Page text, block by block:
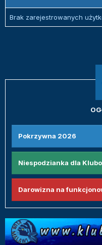
Brak zarejestrowanych
Pokrzywna 2026
Niespodzianka dla
Darowizna na